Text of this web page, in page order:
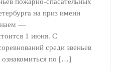
пожарно-спасательных
на приз имени
—
1 июня. С
среди звеньев
ознакомиться по […]